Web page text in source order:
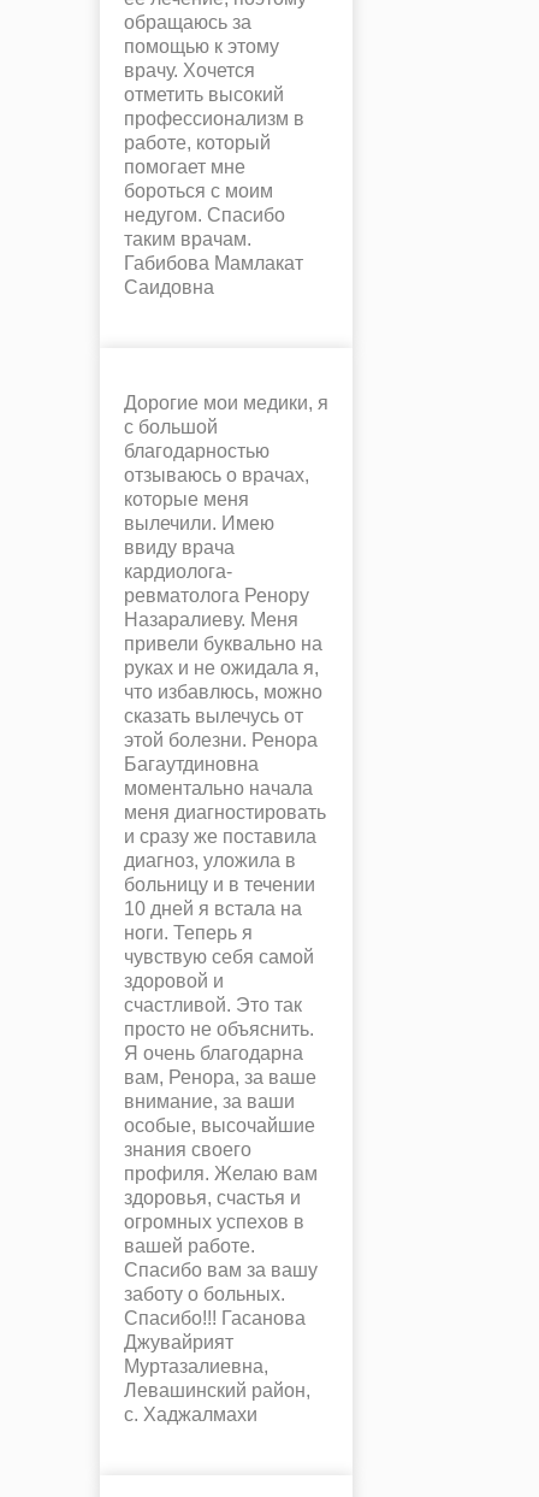
обращаюсь за
помощью к этому
врачу. Хочется
отметить высокий
профессионализм в
работе, который
помогает мне
бороться с моим
недугом. Спасибо
таким врачам.
Габибова Мамлакат
Саидовна
Дорогие мои медики, я
с большой
благодарностью
отзываюсь о врачах,
которые меня
вылечили. Имею
ввиду врача
кардиолога-
ревматолога Ренору
Назаралиеву. Меня
привели буквально на
руках и не ожидала я,
что избавлюсь, можно
сказать вылечусь от
этой болезни. Ренора
Багаутдиновна
моментально начала
меня диагностировать
и сразу же поставила
диагноз, уложила в
больницу и в течении
10 дней я встала на
ноги. Теперь я
чувствую себя самой
здоровой и
счастливой. Это так
просто не объяснить.
Я очень благодарна
вам, Ренора, за ваше
внимание, за ваши
особые, высочайшие
знания своего
профиля. Желаю вам
здоровья, счастья и
огромных успехов в
вашей работе.
Спасибо вам за вашу
заботу о больных.
Спасибо!!! Гасанова
Джувайрият
Муртазалиевна,
Левашинский район,
с. Хаджалмахи